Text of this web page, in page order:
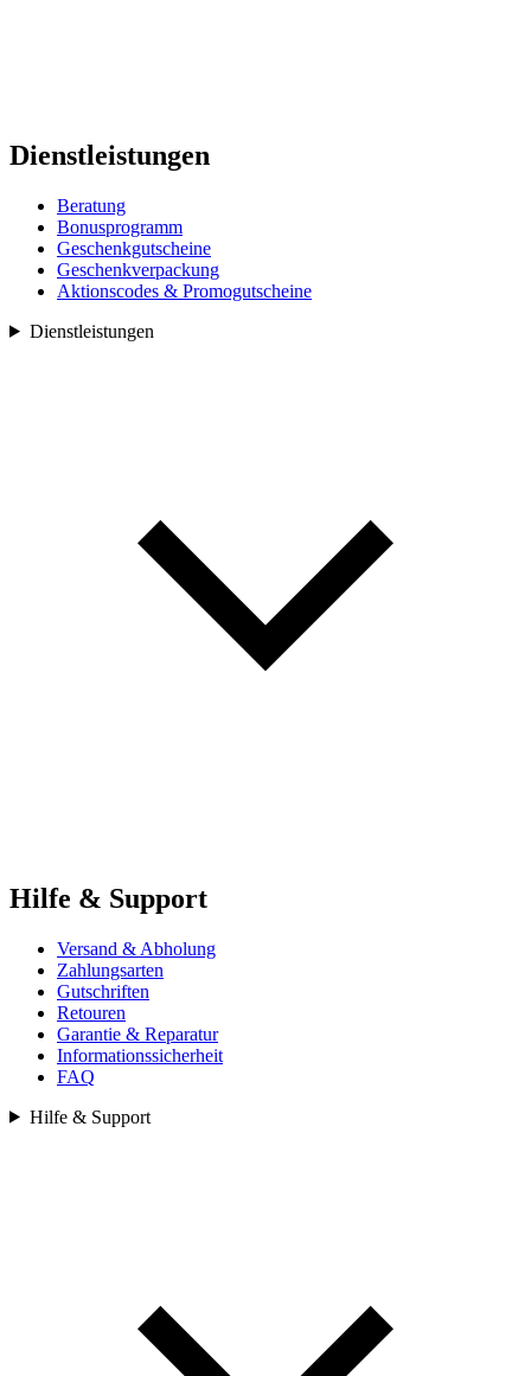
Dienstleistungen
Beratung
Bonusprogramm
Geschenkgutscheine
Geschenkverpackung
Aktionscodes & Promogutscheine
Dienstleistungen
Hilfe & Support
Versand & Abholung
Zahlungsarten
Gutschriften
Retouren
Garantie & Reparatur
Informationssicherheit
FAQ
Hilfe & Support